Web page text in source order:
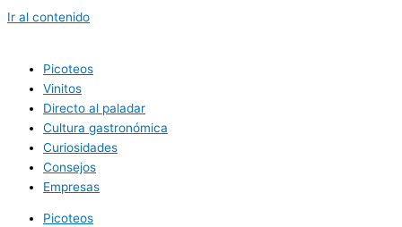
Ir al contenido
Picoteos
Vinitos
Directo al paladar
Cultura gastronómica
Curiosidades
Consejos
Empresas
Picoteos